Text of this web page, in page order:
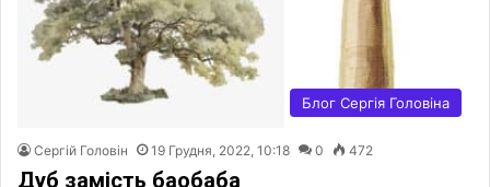
Блог Сергія Головіна
Сергій Головін 19 Грудня, 2022, 10:18 0 472
Дуб замість баобаба